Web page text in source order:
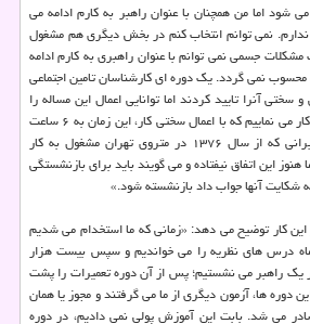
شود اما من همچنان با عنوان راهبر به كارم ادامه می
نمی توانم انتخاب كنم در بخش دیگری هم مشغول
جسمی نمی توانم با عنوان راهبری به كارم ادامه
نمی گردد. یك دوره ای كارشناسان تامین اجتماعی
آنرا تایید كردند اما توانایی اعمال این مساله را
ندارند. هم اكنون ما ۹ ساعت كار می نماییم كه با اعمال سختی كار، این زمان به ۶ ساعت
كاسته می شود. نخستین راهبرانی كه از سال ۱۳۷۶ در متروی تهران مشغول به كار
این اتفاق نیفتاده و می گویند باید برای بازنشستگی
شكایت آنها جواب داد بازنشسته شود.»
این كار توضیح می دهد: «زمانی كه ما استخدام می شدیم
درس های نظریه را می خواندیم و سپس بیست هزار
یك راهبر می نشستیم؛ پس از آن دوره تعمیرات را پشت
ها، آزمون دیگری از ما می گرفتند و مجوز یا همان
می شد. بابت این آموزش پولی نمی دادیم، در دوره